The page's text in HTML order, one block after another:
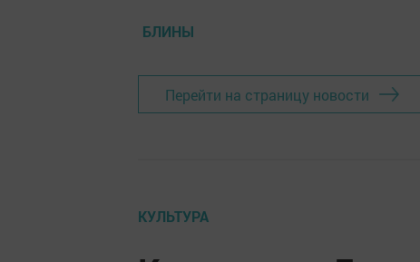
БЛИНЫ
Перейти на страницу новости
КУЛЬТУРА